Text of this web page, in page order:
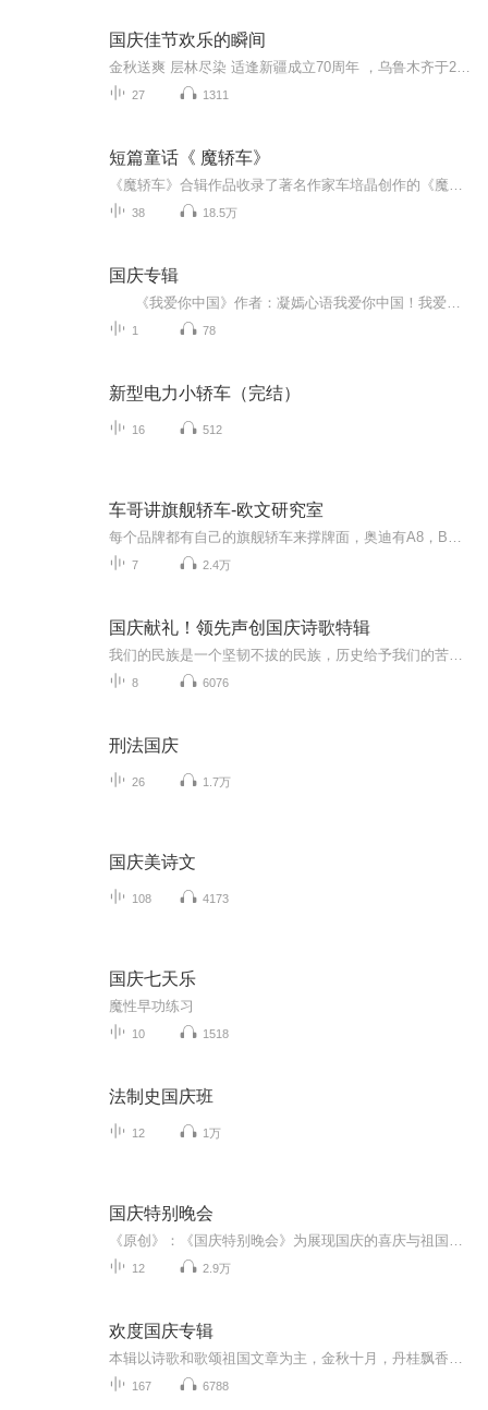
国庆佳节欢乐的瞬间
27 1311
短篇童话《 魔轿车》
38 18.5万
国庆专辑
1 78
新型电力小轿车（完结）
16 512
车哥讲旗舰轿车-欧文研究室
7 2.4万
国庆献礼！领先声创国庆诗歌特辑
8 6076
刑法国庆
26 1.7万
国庆美诗文
108 4173
国庆七天乐
魔性早功练习
10 1518
法制史国庆班
12 1万
国庆特别晚会
12 2.9万
欢度国庆专辑
167 6788